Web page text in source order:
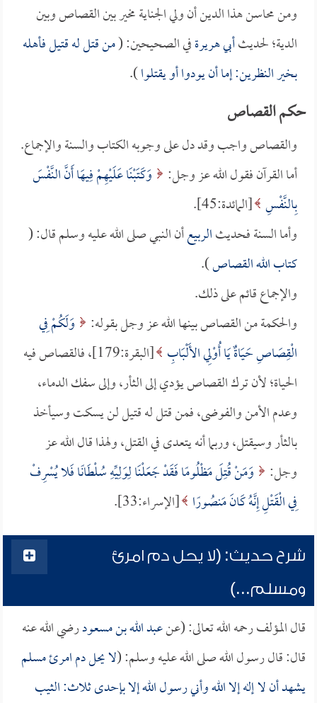
ومن محاسن هذا الدين أن ولي الجناية مخير بين القصاص وبين
الدية؛ لحديثأبي هريرةفي الصحيحين: (من قتل له قتيل فأهله
بخير النظرين: إما أن يودوا أو يقتلوا).
حكم القصاص
والقصاص واجب وقد دل على وجوبه الكتاب والسنة والإجماع.
أما القرآن فقول الله عز وجل:
وَكَتَبْنَا عَلَيْهِمْ فِيهَا أَنَّ النَّفْسَ
بِالنَّفْسِ [المائدة:45].
وأما السنة فحديثالربيعأن النبي صلى الله عليه وسلم قال: (
كتاب الله القصاص).
والإجماع قائم على ذلك.
والحكمة من القصاص بينها الله عز وجل بقوله:
وَلَكُمْ فِي
الْقِصَاصِ حَيَاةٌ يَا أُوْلِي الأَلْبَابِ
[البقرة:179]، فالقصاص فيه
الحياة؛ لأن ترك القصاص يؤدي إلى الثأر، وإلى سفك الدماء،
وعدم الأمن والفوضى، فمن قتل له قتيل لن يسكت وسيأخذ
بالثأر وسيقتل، وربما أنه يتعدى في القتل، ولهذا قال الله عز
وجل:
وَمَنْ قُتِلَ مَظْلُومًا فَقَدْ جَعَلْنَا لِوَلِيِّهِ سُلْطَانًا فَلا يُسْرِفْ
فِي الْقَتْلِ إِنَّهُ كَانَ مَنصُورًا [الإسراء:33].
شرح حديث: (لا يحل دم امرئ
ومسلم...)
قال المؤلف رحمه الله تعالى: (عنعبد الله بن مسعودرضي الله عنه
قال: قال رسول الله صلى الله عليه وسلم: (لا يحل دم امرئ مسلم
يشهد أن لا إله إلا الله وأني رسول الله إلا بإحدى ثلاث: الثيب